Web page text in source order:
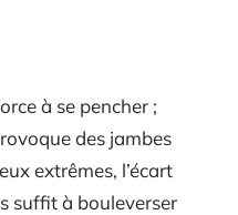
à se pencher ;
des jambes
extrêmes, l’écart
suffit à bouleverser